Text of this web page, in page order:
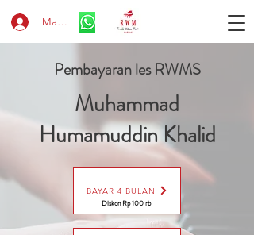
Masuk
Pembayaran les RWMS
Muhammad
Humamuddin Khalid
BAYAR 4 BULAN
Diskon Rp 100 rb